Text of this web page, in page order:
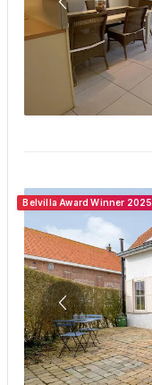
Belvilla Award Winner 2025